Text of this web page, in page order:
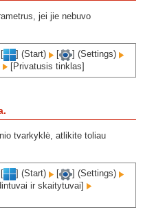
jei jie nebuvo
] (Start) [
] (Settings)
[Privatusis tinklas]
tvarkyklė, atlikite toliau
] (Start) [
] (Settings)
ir skaitytuvai]